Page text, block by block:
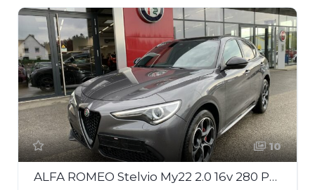
10
ALFA ROMEO Stelvio My22 2.0 16v 280 Ps At8 Q4 Ti + Veloce Pak